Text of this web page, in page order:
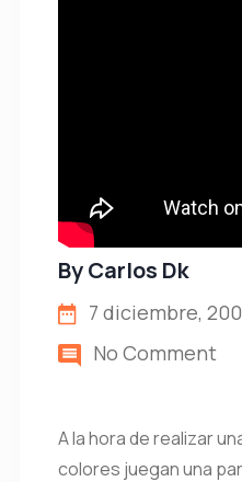
ByCarlos Dk
7 diciembre,
No Comment
A la hora de realizar
colores juegan una